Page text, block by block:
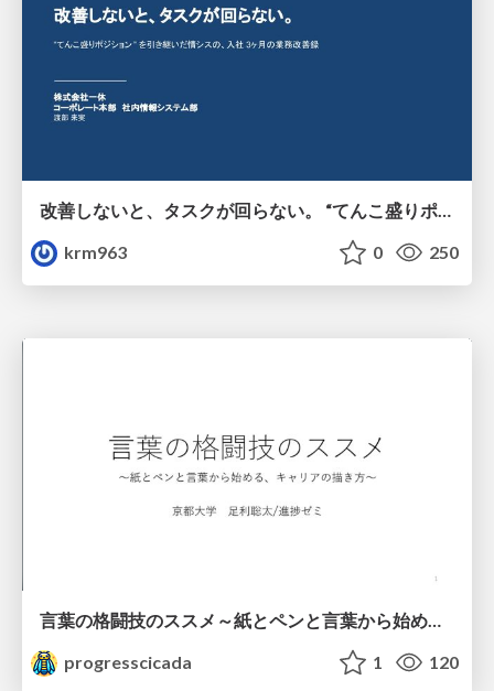
krm963
0 250
言葉の格闘技のススメ～紙とペンと言葉から始める、キャリアの描き方～
progresscicada
1 120